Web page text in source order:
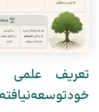
تعریف علمی
خودتوسعه‌نیافته